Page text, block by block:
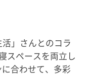
」さんとのコラ
スペースを両立し
合わせて、多彩